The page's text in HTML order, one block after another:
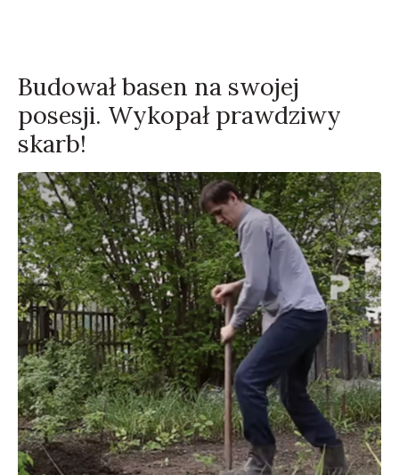
Budował basen na swojej
posesji. Wykopał prawdziwy
skarb!